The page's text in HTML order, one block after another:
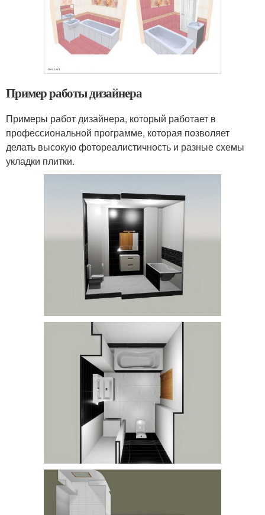
Пример работы дизайнера
Примеры работ дизайнера, который работает в
профессиональной программе, которая позволяет
делать высокую фотореалистичность и разные схемы
укладки плитки.